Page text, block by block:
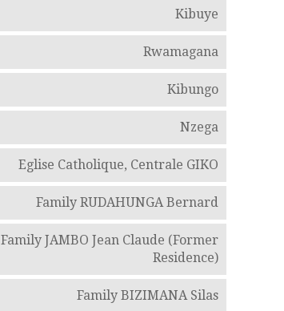
Kibuye
Rwamagana
Kibungo
Nzega
Eglise Catholique, Centrale GIKO
Family RUDAHUNGA Bernard
Family JAMBO Jean Claude (Former
Residence)
Family BIZIMANA Silas